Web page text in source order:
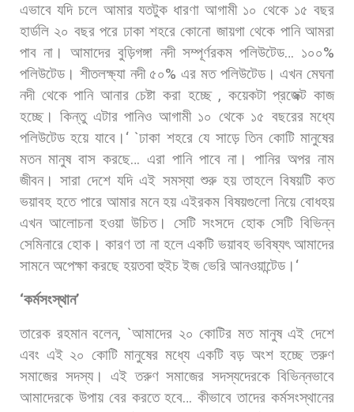
এভাবে যদি চলে আমার যতটুক ধারণা আগামী ১০ থেকে ১৫ বছর
হার্ডলি ২০ বছর পরে ঢাকা শহরে কোনো জায়গা থেকে পানি আমরা
পাব না। আমাদের বুড়িগঙ্গা নদী সম্পূর্ণরকম পলিউটেড… ১০০%
পলিউটেড। শীতলক্ষ্যা নদী ৫০% এর মত পলিউটেড। এখন মেঘনা
নদী থেকে পানি আনার চেষ্টা করা হচ্ছে, কয়েকটা প্রজেক্ট কাজ
হচ্ছে। কিন্তু এটার পানিও আগামী ১০ থেকে ১৫ বছরের মধ্যে
পলিউটেড হয়ে যাবে। ‘ `ঢাকা শহরে যে সাড়ে তিন কোটি মানুষের
মতন মানুষ বাস করছে… এরা পানি পাবে না। পানির অপর নাম
জীবন। সারা দেশে যদি এই সমস্যা শুরু হয় তাহলে বিষয়টি কত
ভয়াবহ হতে পারে আমার মনে হয় এইরকম বিষয়গুলো নিয়ে বোধহয়
এখন আলোচনা হওয়া উচিত। সেটি সংসদে হোক সেটি বিভিন্ন
সেমিনারে হোক। কারণ তা না হলে একটি ভয়াবহ ভবিষ্যৎ আমাদের
সামনে অপেক্ষা করছে হয়তবা হুইচ ইজ ভেরি আনওয়ান্টেড। ‘
‘কর্মসংস্থান’
তারেক রহমান বলেন, `আমাদের ২০ কোটির মত মানুষ এই দেশে
এবং এই ২০ কোটি মানুষের মধ্যে একটি বড় অংশ হচ্ছে তরুণ
সমাজের সদস্য। এই তরুণ সমাজের সদস্যদেরকে বিভিন্নভাবে
আমাদেরকে উপায় বের করতে হবে…কীভাবে তাদের কর্মসংস্থানের